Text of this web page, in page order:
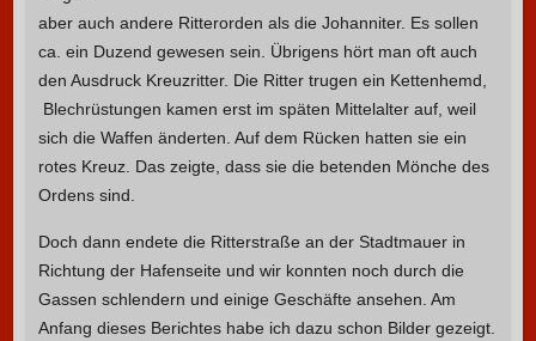
aber auch andere Ritterorden als die Johanniter. Es sollen
ca. ein Duzend gewesen sein. Übrigens hört man oft auch
den Ausdruck Kreuzritter. Die Ritter trugen ein Kettenhemd,
Blechrüstungen kamen erst im späten Mittelalter auf, weil
sich die Waffen änderten. Auf dem Rücken hatten sie ein
rotes Kreuz. Das zeigte, dass sie die betenden Mönche des
Ordens sind.
Doch dann endete die Ritterstraße an der Stadtmauer in
Richtung der Hafenseite und wir konnten noch durch die
Gassen schlendern und einige Geschäfte ansehen. Am
Anfang dieses Berichtes habe ich dazu schon Bilder gezeigt.